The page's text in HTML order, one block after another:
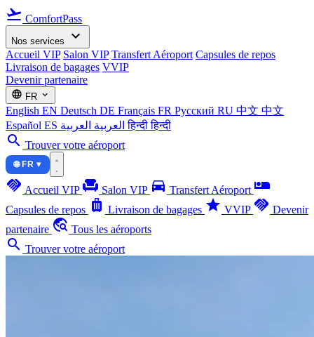
flight_takeoff ComfortPass
Nos services expand_more
Accueil VIP Salon VIP Transfert Aéroport Capsules de repos
Livraison de bagages VVIP
Devenir partenaire
language FR expand_more
English EN Deutsch DE Français FR Русский RU 中文 中文
Español ES العربية العربية हिन्दीहिन्दी
search Trouver votre aéroport
🌐 FR ▾
handshake Accueil VIP chair Salon VIP directions_car Transfert Aéroport airline_seat_individual_suite
Capsules de repos luggage Livraison de bagages star VVIP handshake Devenir
partenaire travel_explore Tous les aéroports
search Trouver votre aéroport